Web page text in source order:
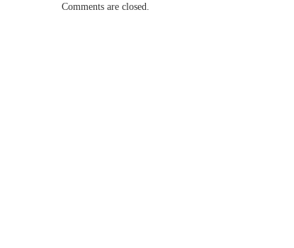
Comments are closed.